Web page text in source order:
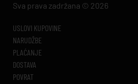
Sva prava zadržana © 2026
USLOVI KUPOVINE
NARUDŽBE
PLAĆANJE
DOSTAVA
POVRAT